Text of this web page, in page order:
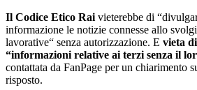
Il Codice Etico Rai vieterebbe di
informazione le notizie connesse allo
lavorative“ senza autorizzazione. E vieta
“informazioni relative ai terzi senza il
contattata da FanPage per un chiarimento
risposto.